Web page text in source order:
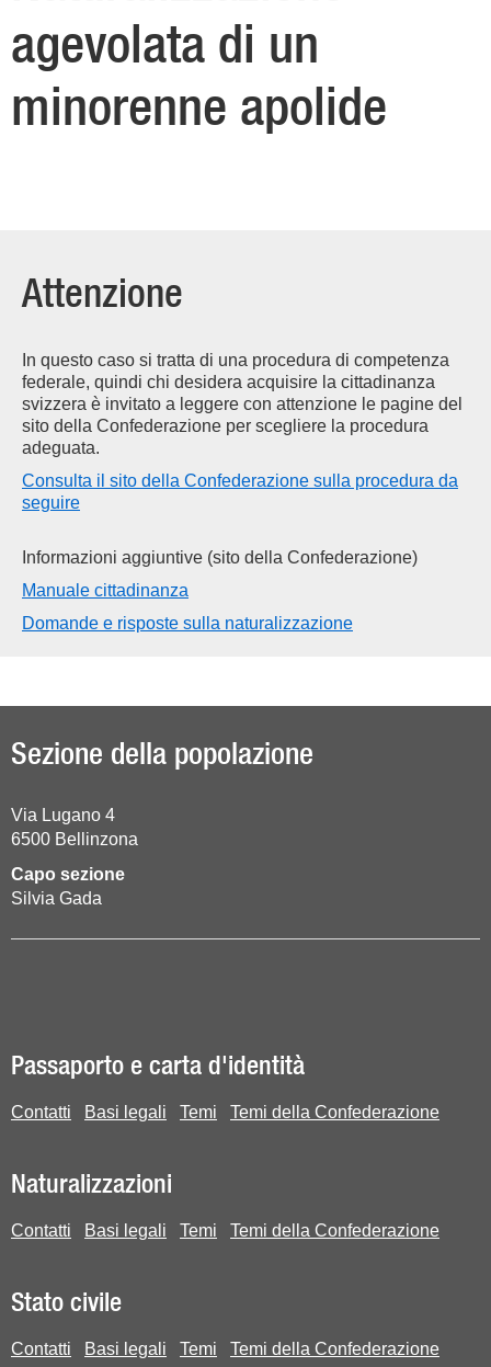
agevolata di un
minorenne apolide
Attenzione
In questo caso si tratta di una procedura di competenza
federale, quindi chi desidera acquisire la cittadinanza
svizzera è invitato a leggere con attenzione le pagine del
sito della Confederazione per scegliere la procedura
adeguata.
Consulta il sito della Confederazione sulla procedura da
seguire
Informazioni aggiuntive (sito della Confederazione)
Manuale cittadinanza
Domande e risposte sulla naturalizzazione
Sezione della popolazione
Via Lugano 4
6500 Bellinzona
Capo sezione
Silvia Gada
Passaporto e carta d'identità
Contatti Basi legali Temi Temi della Confederazione
Naturalizzazioni
Contatti Basi legali Temi Temi della Confederazione
Stato civile
Contatti Basi legali Temi Temi della Confederazione